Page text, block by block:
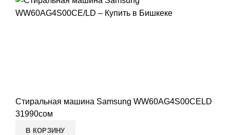
Стиральная машина Samsung WW60AG4S00CELD
31990сом
В КОРЗИНУ